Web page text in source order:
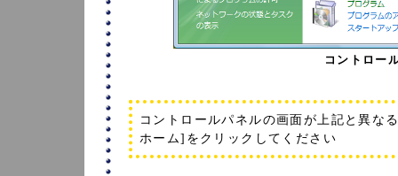
コントロー
コントロールパネルの画面が上記と異な
ホーム]をクリックしてください